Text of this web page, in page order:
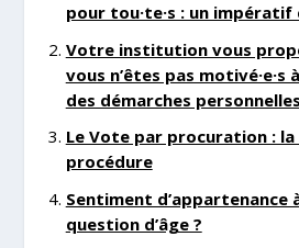
pour tou·te·s : un
Votre institution vous
vous n’êtes pas
des démarches personnelles
Le Vote par procuration :
procédure
Sentiment d’appartenance
question d’âge ?